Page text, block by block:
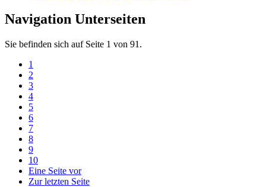
Navigation Unterseiten
Sie befinden sich auf Seite 1 von 91.
1
2
3
4
5
6
7
8
9
10
Eine Seite vor
Zur letzten Seite